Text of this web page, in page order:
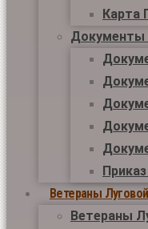
Карта
Документы
Ветераны Луговой
Ветераны